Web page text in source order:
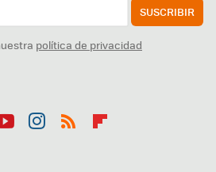
SUSCRIBIR
política de privacidad